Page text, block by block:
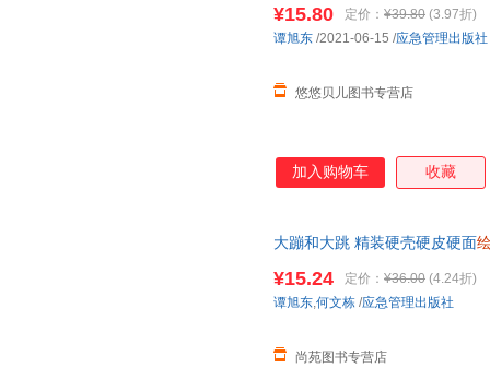
¥15.80 定价： ¥39.80 (3.97折)
悠悠贝儿图书专营店
谭旭东 /2021-06-15 /应急管理出版社
加入购物车 收藏
大蹦和大跳 精装硬壳硬皮硬面
【让您无忧购物】
¥15.24 定价： ¥36.00 (4.24折)
尚苑图书专营店
谭旭东,何文栋 /应急管理出版社